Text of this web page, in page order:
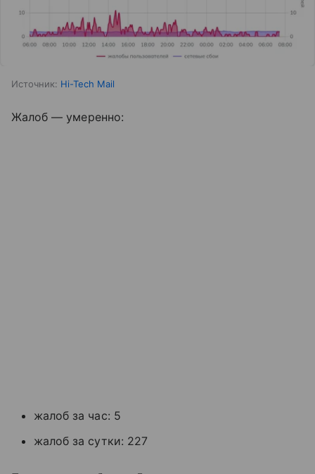
Источник: Hi-Tech Mail
Жалоб — умеренно:
жалоб за час: 5
жалоб за сутки: 227